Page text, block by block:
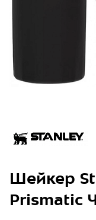
Шейкер
Prismatic